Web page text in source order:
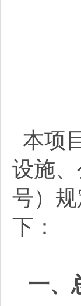
本项
设施
号）
下：
一、